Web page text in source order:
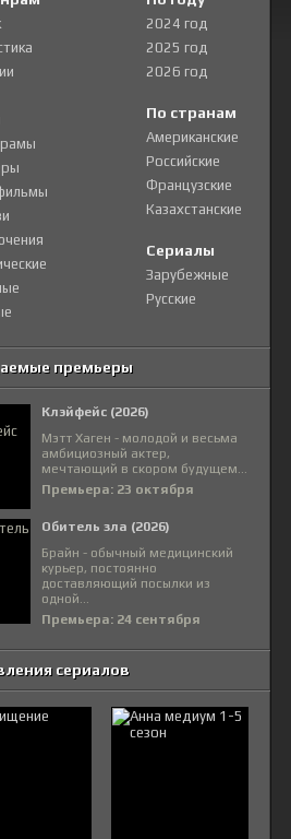
2024 год
2025 год
2026 год
По странам
Американские
Российские
Французские
Казахстанские
Сериалы
Зарубежные
Русские
премьеры
Клэйфейс (2026)
Мэтт Хаген - молодой и весьма
амбициозный актер,
мечтающий в скором будущем...
Премьера: 23 октября
Обитель зла (2026)
Брайн - обычный медицинский
курьер, постоянно
доставляющий посылки из
одной...
Премьера: 24 сентября
сериалов